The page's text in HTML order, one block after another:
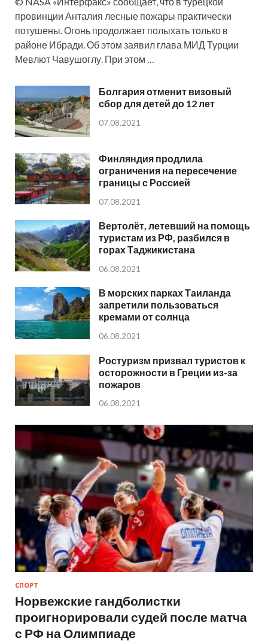
провинции Анталия лесные пожары практически
потушены. Огонь продолжает полыхать только в
районе Ибради. Об этом заявил глава МИД Турции
Мевлют Чавушоглу. При этом …
Болгария отменит визовый
сбор для детей до 12 лет
07.08.2021
Финляндия продлила
ограничения на пересечение
границы с Россией
07.08.2021
Вертолёт, летевший на помощь
туристам из РФ, разбился в
горах Таджикистана
06.08.2021
В морских парках Таиланда
запретили пользоваться
кремами от солнца
06.08.2021
Ростуризм призвал туристов к
осторожности в Греции из-за
пожаров
06.08.2021
СПОРТ
Норвежские гандболистки
проигнорировали судей после матча
с РФ на Олимпиаде